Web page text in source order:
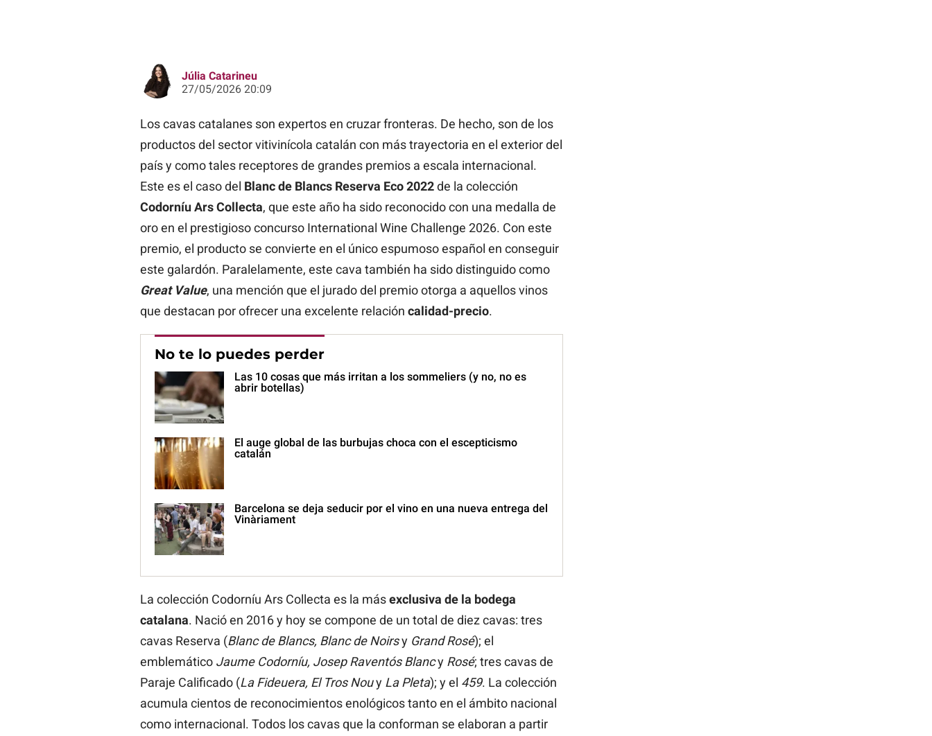
Júlia Catarineu
27/05/2026 20:09
Los cavas catalanes son expertos en cruzar fronteras. De hecho, son de los
productos del sector vitivinícola catalán con más trayectoria en el exterior del
país y como tales receptores de grandes premios a escala internacional.
Este es el caso del Blanc de Blancs Reserva Eco 2022de la colección
Codorníu Ars Collecta, que este año ha sido reconocido con una medalla de
oro en el prestigioso concurso International Wine Challenge 2026. Con este
premio, el producto se convierte en el único espumoso español en conseguir
este galardón. Paralelamente, este cava también ha sido distinguido como
Great Value, una mención que el jurado del premio otorga a aquellos vinos
que destacan por ofrecer una excelente relación calidad-precio.
No te lo puedes perder
Las 10 cosas que más irritan a los sommeliers (y no, no es
abrir botellas)
El auge global de las burbujas choca con el escepticismo
catalán
Barcelona se deja seducir por el vino en una nueva entrega del
Vinàriament
La colección Codorníu Ars Collecta es la másexclusiva de la bodega
catalana. Nació en 2016 y hoy se compone de un total de diez cavas: tres
cavas Reserva (Blanc de Blancs, Blanc de Noirsy Grand Rosé); el
emblemático Jaume Codorníu, Josep Raventós Blancy Rosé; tres cavas de
Paraje Calificado (La Fideuera, El Tros Nouy La Pleta); y el 459. La colección
acumula cientos de reconocimientos enológicos tanto en el ámbito nacional
como internacional. Todos los cavas que la conforman se elaboran a partir